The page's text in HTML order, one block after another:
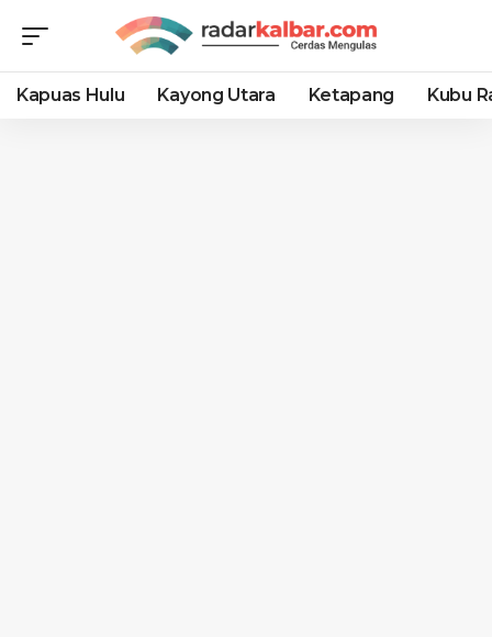
Kapuas Hulu Kayong Utara Ketapang Kubu